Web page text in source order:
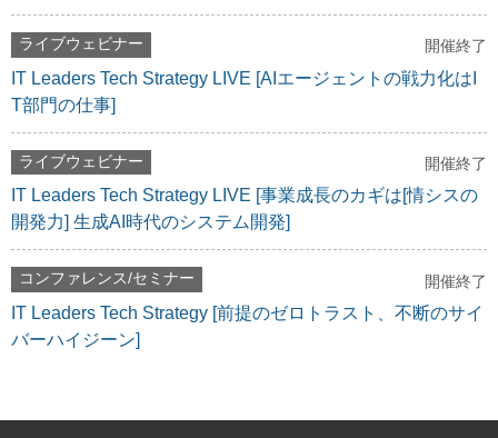
ライブウェビナー 開催終了
IT Leaders Tech Strategy LIVE [AIエージェントの戦力化はI
T部門の仕事]
ライブウェビナー 開催終了
IT Leaders Tech Strategy LIVE [事業成長のカギは[情シスの
開発力] 生成AI時代のシステム開発]
コンファレンス/セミナー 開催終了
IT Leaders Tech Strategy [前提のゼロトラスト、不断のサイ
バーハイジーン]